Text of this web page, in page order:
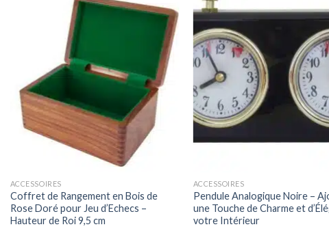
ACCESSOIRES
Coffret de Rangement en Bois de
Rose Doré pour Jeu d’Echecs –
Hauteur de Roi 9,5 cm
ACCESSOIRES
Pendule Analogique Noire –
une Touche de Charme et
votre Intérieur